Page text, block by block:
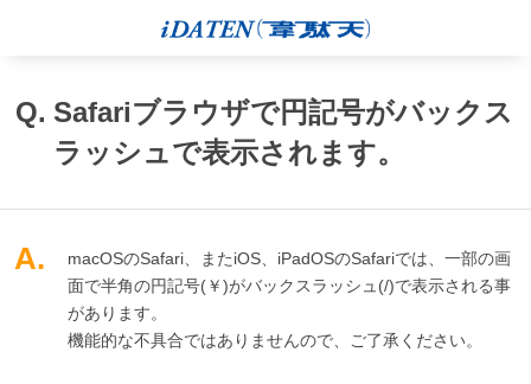
Q. Safariブラウザで円記号がバックス
ラッシュで表示されます。
A.
macOSのSafari、またiOS、iPadOSのSafariでは、一部の画
面で半角の円記号(￥)がバックスラッシュ(/)で表示される事
があります。
機能的な不具合ではありませんので、ご了承ください。